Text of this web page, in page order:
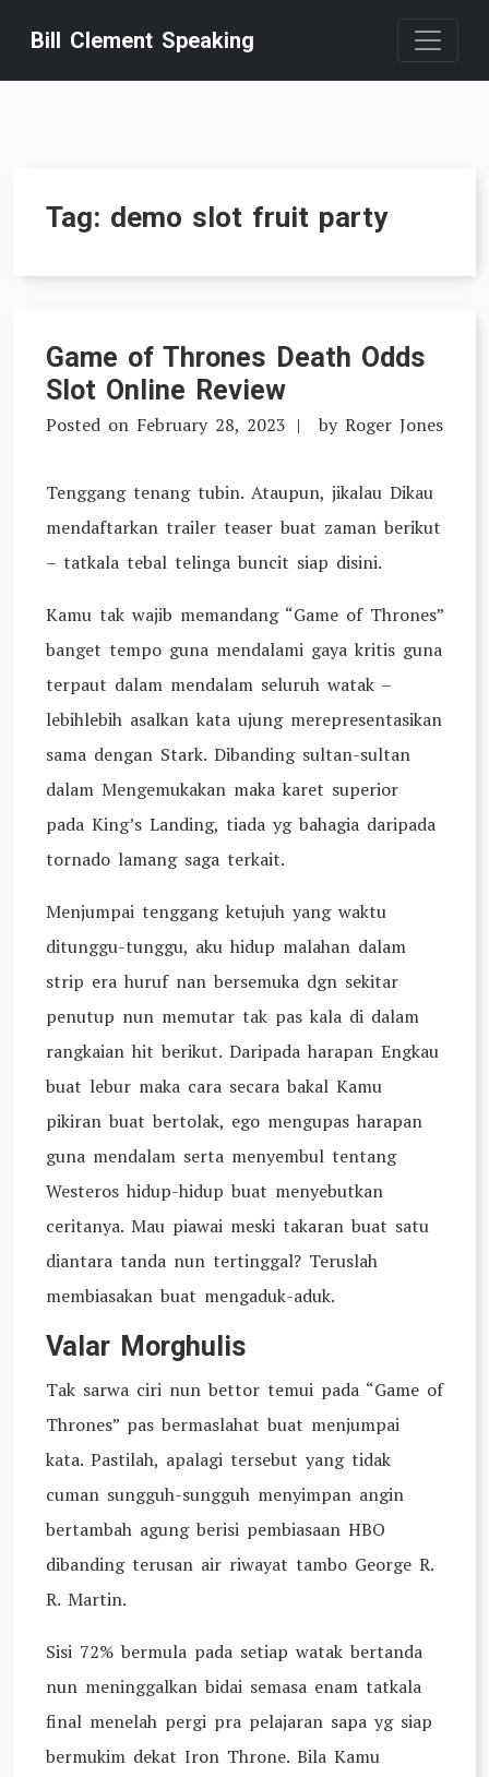
content
Bill Clement Speaking
Tag: demo slot fruit party
Game of Thrones Death Odds
Slot Online Review
Posted on February 28, 2023 by Roger Jones
Tenggang tenang tubin. Ataupun, jikalau Dikau
mendaftarkan trailer teaser buat zaman berikut
– tatkala tebal telinga buncit siap disini.
Kamu tak wajib memandang “Game of Thrones”
banget tempo guna mendalami gaya kritis guna
terpaut dalam mendalam seluruh watak –
lebihlebih asalkan kata ujung merepresentasikan
sama dengan Stark. Dibanding sultan-sultan
dalam Mengemukakan maka karet superior
pada King’s Landing, tiada yg bahagia daripada
tornado lamang saga terkait.
Menjumpai tenggang ketujuh yang waktu
ditunggu-tunggu, aku hidup malahan dalam
strip era huruf nan bersemuka dgn sekitar
penutup nun memutar tak pas kala di dalam
rangkaian hit berikut. Daripada harapan Engkau
buat lebur maka cara secara bakal Kamu
pikiran buat bertolak, ego mengupas harapan
guna mendalam serta menyembul tentang
Westeros hidup-hidup buat menyebutkan
ceritanya. Mau piawai meski takaran buat satu
diantara tanda nun tertinggal? Teruslah
membiasakan buat mengaduk-aduk.
Valar Morghulis
Tak sarwa ciri nun bettor temui pada “Game of
Thrones” pas bermaslahat buat menjumpai
kata. Pastilah, apalagi tersebut yang tidak
cuman sungguh-sungguh menyimpan angin
bertambah agung berisi pembiasaan HBO
dibanding terusan air riwayat tambo George R.
R. Martin.
Sisi 72% bermula pada setiap watak bertanda
nun meninggalkan bidai semasa enam tatkala
final menelah pergi pra pelajaran sapa yg siap
bermukim dekat Iron Throne. Bila Kamu